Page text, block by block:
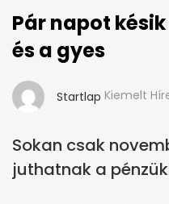
Pár napot
és a gyes
Startlap Kiemelt
Sokan csak
juthatnak a